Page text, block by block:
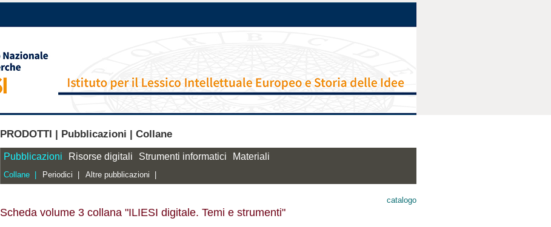
PRODOTTI | Pubblicazioni | Collane
Pubblicazioni Risorse digitali Strumenti informatici Materiali
Collane | Periodici | Altre pubblicazioni |
Scheda volume 3 collana "ILIESI digitale. Temi e strumenti"
catalogo